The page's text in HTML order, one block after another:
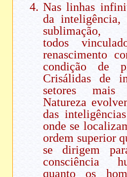
Nas linhas
da inteligência,
sublimação,
todos
renascimento
condição de
Crisálidas de
setores mais
Natureza
das
onde se
ordem superior
se dirigem
consciência
quanto os